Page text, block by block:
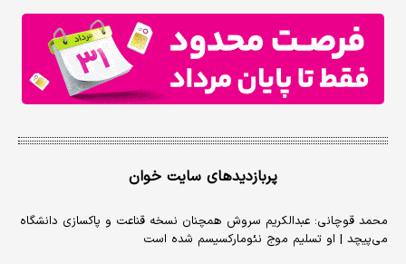
پربازدیدهای سایت خوان
محمد قوچانی: عبدالکریم سروش همچنان نسخه قناعت و پاکسازی دانشگاه
می‌پیچد | او تسلیم موج نئومارکسیسم شده است